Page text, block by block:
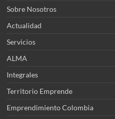
Sobre Nosotros
Actualidad
Servicios
ALMA
Integrales
Territorio Emprende
Emprendimiento Colombia